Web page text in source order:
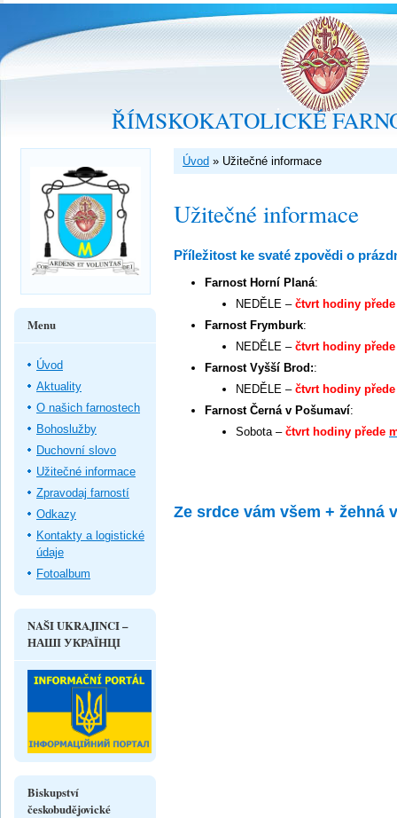
ŘÍMSKOKATOLICKÉ
Úvod » Užitečné informace
Užitečné informace
Příležitost ke svaté zpovědi o
Farnost Horní Planá:
NEDĚLE – čtvrt hodiny
Farnost Frymburk:
NEDĚLE – čtvrt hodiny
Farnost Vyšší Brod::
NEDĚLE – čtvrt hodiny
Farnost Černá v Pošumaví:
Sobota – čtvrt hodiny přede
Ze srdce vám všem + žehná
Menu
Úvod
Aktuality
O našich farnostech
Bohoslužby
Duchovní slovo
Užitečné informace
Zpravodaj farností
Odkazy
Kontakty a logistické
údaje
Fotoalbum
NAŠI UKRAJINCI –
НАШІ УКРАЇНЦІ
Biskupství
českobudějovické